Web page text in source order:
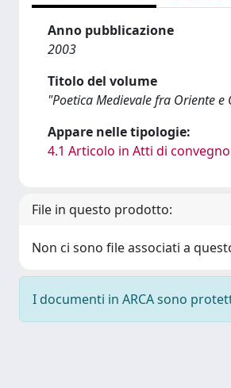
Anno pubblicazione
2003
Titolo del volume
"Poetica Medievale fra Oriente e
Appare nelle tipologie:
4.1 Articolo in Atti di convegno
File in questo prodotto:
Non ci sono file associati a
I documenti in ARCA sono